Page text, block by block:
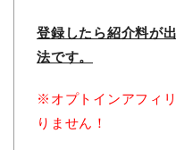
登録したら紹介料が
法です。
※オプトインアフィ
りません！